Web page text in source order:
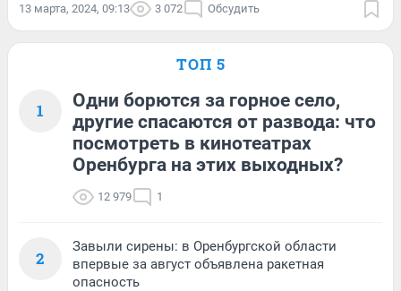
13 марта, 2024, 09:13 3 072 Обсудить
ТОП 5
1
Одни борются за горное село,
другие спасаются от развода: что
посмотреть в кинотеатрах
Оренбурга на этих выходных?
12 979 1
2
Завыли сирены: в Оренбургской области
впервые за август объявлена ракетная
опасность